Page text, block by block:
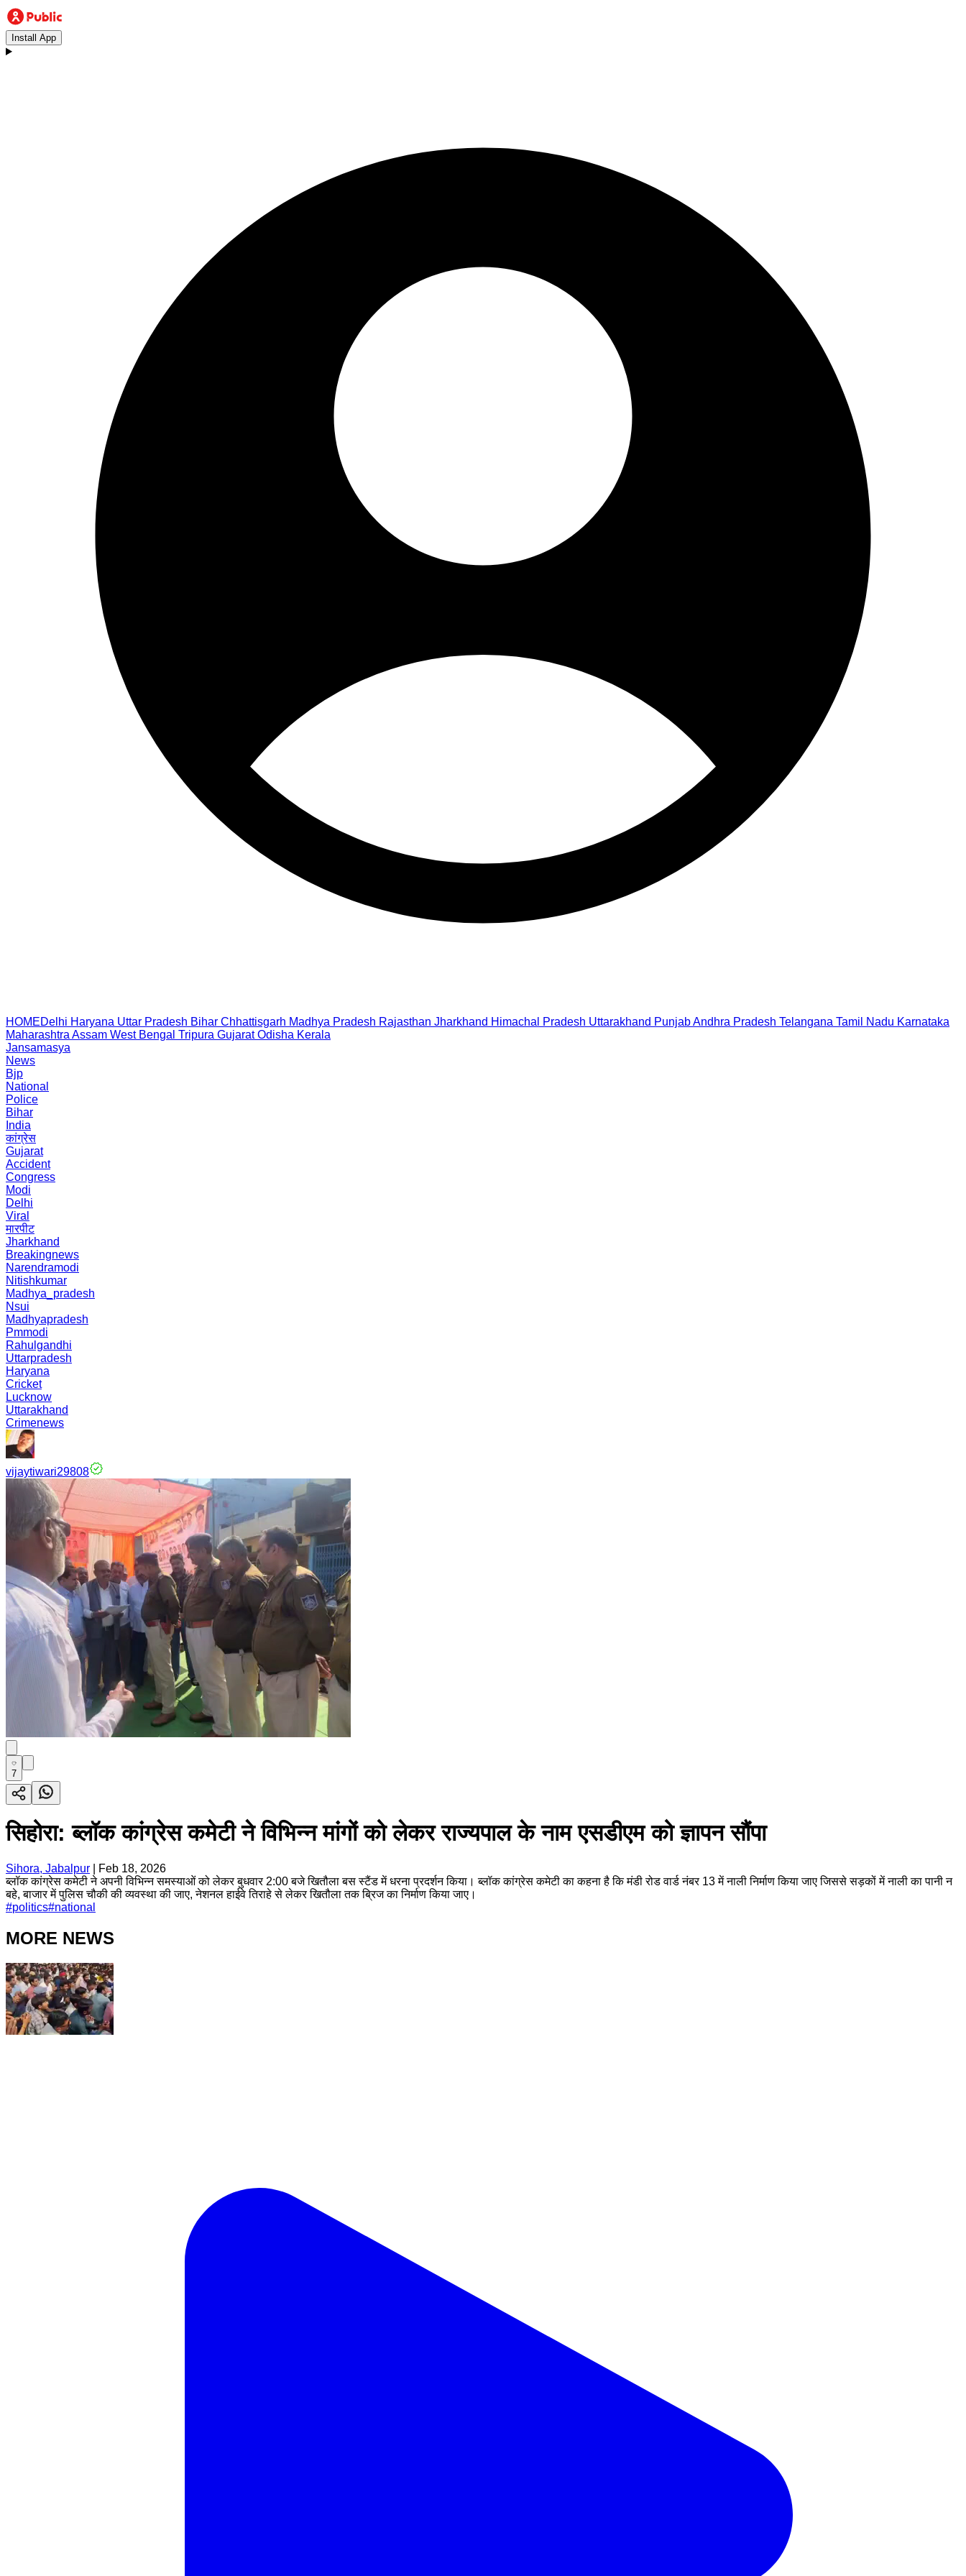
Install App
HOMEDelhi Haryana Uttar Pradesh Bihar Chhattisgarh Madhya Pradesh Rajasthan Jharkhand Himachal Pradesh Uttarakhand PunjabAndhra Pradesh Telangana Tamil Nadu Karnataka
Maharashtra Assam West Bengal Tripura Gujarat Odisha Kerala
Jansamasya
News
Bjp
National
Police
Bihar
India
कांग्रेस
Gujarat
Accident
Congress
Modi
Delhi
Viral
मारपीट
Jharkhand
Breakingnews
Narendramodi
Nitishkumar
Madhya_pradesh
Nsui
Madhyapradesh
Pmmodi
Rahulgandhi
Uttarpradesh
Haryana
Cricket
Lucknow
Uttarakhand
Crimenews
vijaytiwari29808
7
सिहोरा: ब्लॉक कांग्रेस कमेटी ने विभिन्न मांगों को लेकर राज्यपाल के नाम एसडीएम को ज्ञापन सौंपा
Sihora, Jabalpur
Feb 18, 2026
ब्लॉक कांग्रेस कमेटी ने अपनी विभिन्न समस्याओं को लेकर बुधवार 2:00 बजे खितौला बस स्टैंड में धरना प्रदर्शन किया। ब्लॉक कांग्रेस कमेटी का कहना है कि मंडी रोड वार्ड नंबर 13 में नाली निर्माण किया जाए जिससे सड़कों में नाली का पानी न
बहे, बाजार में पुलिस चौकी की व्यवस्था की जाए, नेशनल हाईवे तिराहे से लेकर खितौला तक ब्रिज का निर्माण किया जाए।
#politics#national
MORE NEWS